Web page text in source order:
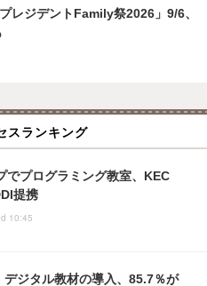
レジデントFamily祭2026」9/6、
スランキング
でプログラミング教室、KEC
提携
10:45
デジタル教材の導入、85.7％が